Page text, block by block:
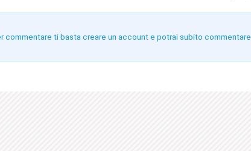
ti basta creare un account e potrai subito commentare.